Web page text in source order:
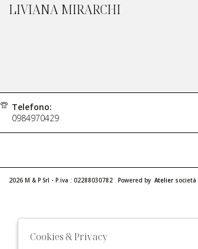
LIVIANA MIRARCHI
Telefono:
0984970429
2026 M & P Srl - P.iva : 02288030782 Powered by Atelier società
Cookies & Privacy